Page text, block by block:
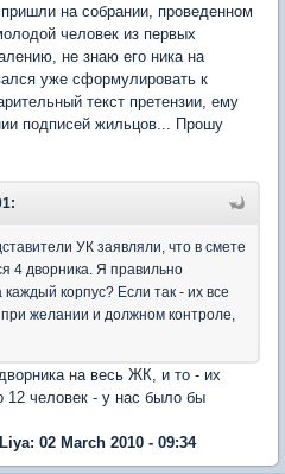
на собрании, проведенном
человек из первых
не знаю его ника на
уже сформулировать к
текст претензии, ему
подписей жильцов... Прошу
УК заявляли, что в смете
4 дворника. Я правильно
корпус? Если так - их все
желании и должном контроле,
на весь ЖК, и то - их
человек - у нас было бы
02 March 2010 - 09:34